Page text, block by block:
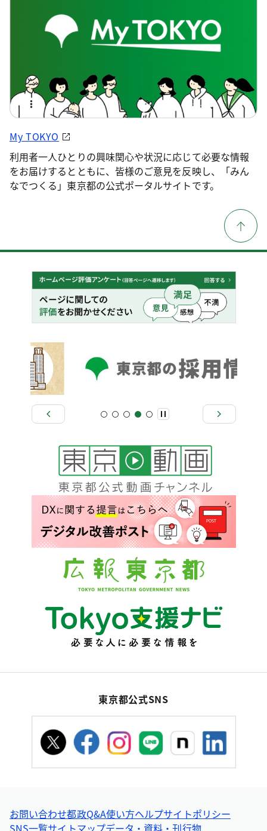
My TOKYO
利用者一人ひとりの興味関心や状況に応じて必要な情報
をお届けするとともに、皆様のご意見を反映し、「みん
なでつくる」東京都の公式ポータルサイトです。
東京都公式SNS
お問い合わせ都政Q&A使い方ヘルプサイトポリシー
SNS一覧サイトマップデータ・資料・刊行物